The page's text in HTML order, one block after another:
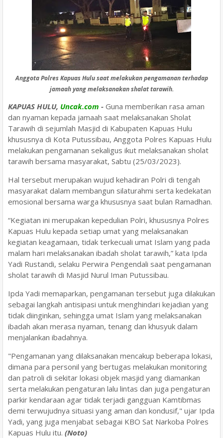
Anggota Polres Kapuas Hulu saat melakukan pengamanan terhadap
jamaah yang melaksanakan shalat tarawih.
KAPUAS HULU, Uncak.com - Guna memberikan rasa aman
dan nyaman kepada jamaah saat melaksanakan Sholat
Tarawih di sejumlah Masjid di Kabupaten Kapuas Hulu
khususnya di Kota Putussibau, Anggota Polres Kapuas Hulu
melakukan pengamanan sekaligus ikut melaksanakan sholat
tarawih bersama masyarakat, Sabtu (25/03/2023).
Hal tersebut merupakan wujud kehadiran Polri di tengah
masyarakat dalam membangun silaturahmi serta kedekatan
emosional bersama warga khususnya saat bulan Ramadhan.
“Kegiatan ini merupakan kepedulian Polri, khususnya Polres
Kapuas Hulu kepada setiap umat yang melaksanakan
kegiatan keagamaan, tidak terkecuali umat Islam yang pada
malam hari melaksanakan ibadah sholat tarawih,” kata Ipda
Yadi Rustandi, selaku Perwira Pengendali saat pengamanan
sholat tarawih di Masjid Nurul Iman Putussibau.
Ipda Yadi memaparkan, pengamanan tersebut juga dilakukan
sebagai langkah antisipasi untuk menghindari kejadian yang
tidak diinginkan, sehingga umat Islam yang melaksanakan
ibadah akan merasa nyaman, tenang dan khusyuk dalam
menjalankan ibadahnya.
"Pengamanan yang dilaksanakan mencakup beberapa lokasi,
dimana para personil yang bertugas melakukan monitoring
dan patroli di sekitar lokasi objek masjid yang diamankan
serta melakukan pengaturan lalu lintas dan juga pengaturan
parkir kendaraan agar tidak terjadi gangguan Kamtibmas
demi terwujudnya situasi yang aman dan kondusif," ujar Ipda
Yadi, yang juga menjabat sebagai KBO Sat Narkoba Polres
Kapuas Hulu itu. (Noto)